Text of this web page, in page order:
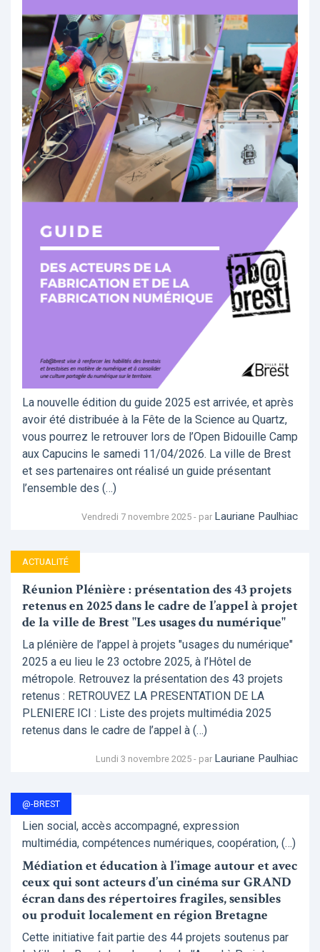
La nouvelle édition du guide 2025 est arrivée, et après
avoir été distribuée à la Fête de la Science au Quartz,
vous pourrez le retrouver lors de l’Open Bidouille Camp
aux Capucins le samedi 11/04/2026. La ville de Brest
et ses partenaires ont réalisé un guide présentant
l’ensemble des (…)
Vendredi 7 novembre 2025 - par Lauriane Paulhiac
ACTUALITÉ
Réunion Plénière : présentation des 43 projets
retenus en 2025 dans le cadre de l’appel à projet
de la ville de Brest "Les usages du numérique"
La plénière de l’appel à projets "usages du numérique"
2025 a eu lieu le 23 octobre 2025, à l’Hôtel de
métropole. Retrouvez la présentation des 43 projets
retenus : RETROUVEZ LA PRESENTATION DE LA
PLENIERE ICI : Liste des projets multimédia 2025
retenus dans le cadre de l’appel à (…)
Lundi 3 novembre 2025 - par Lauriane Paulhiac
@-BREST
Lien social, accès accompagné, expression
multimédia, compétences numériques, coopération, (…)
Médiation et éducation à l’image autour et avec
ceux qui sont acteurs d’un cinéma sur GRAND
écran dans des répertoires fragiles, sensibles
ou produit localement en région Bretagne
Cette initiative fait partie des 44 projets soutenus par